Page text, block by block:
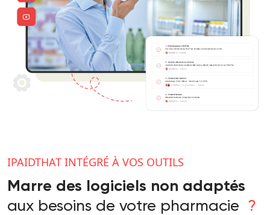
IPAIDTHAT INTÉGRÉ À VOS OUTILS
Marre des logiciels non adaptés
aux besoins de votre pharmacie ?